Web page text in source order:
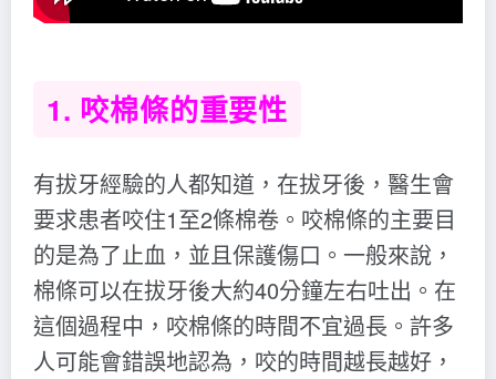
1. 咬棉條的重要性
有拔牙經驗的人都知道，在拔牙後，醫生會
要求患者咬住1至2條棉卷。咬棉條的主要目
的是為了止血，並且保護傷口。一般來說，
棉條可以在拔牙後大約40分鐘左右吐出。在
這個過程中，咬棉條的時間不宜過長。許多
人可能會錯誤地認為，咬的時間越長越好，